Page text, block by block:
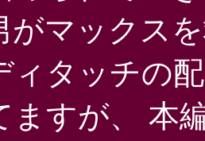
がマックス
ィタッチの
ますが、 本